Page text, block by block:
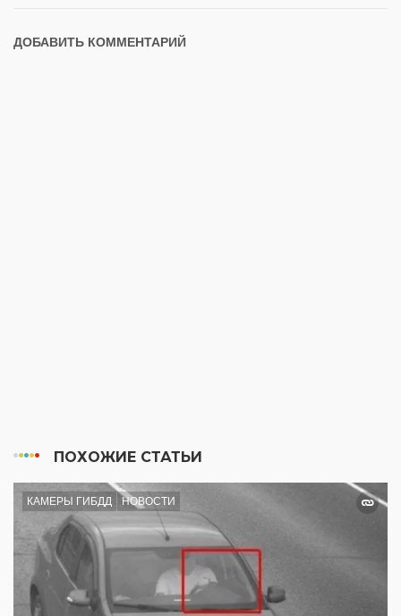
ДОБАВИТЬ КОММЕНТАРИЙ
ПОХОЖИЕ СТАТЬИ
КАМЕРЫ ГИБДД НОВОСТИ